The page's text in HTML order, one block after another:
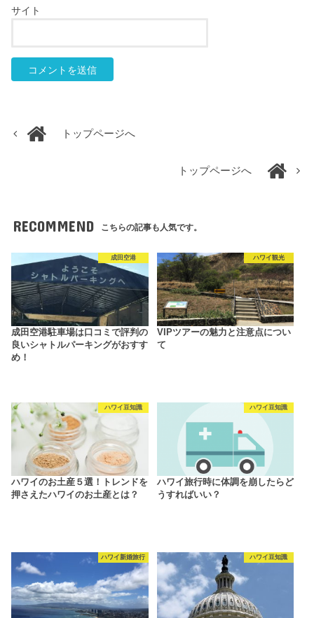
サイト
トップページへ
トップページへ
RECOMMEND こちらの記事も人気です。
成田空港
成田空港駐車場は口コミで評判の
良いシャトルパーキングがおすす
め！
ハワイ観光
VIPツアーの魅力と注意点につい
て
ハワイ豆知識
ハワイのお土産５選！トレンドを
押さえたハワイのお土産とは？
ハワイ豆知識
ハワイ旅行時に体調を崩したらど
うすればいい？
ハワイ新婚旅行 ハワイ豆知識